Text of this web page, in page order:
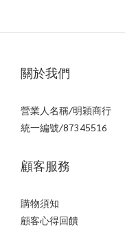
關於我們
營業人名稱/明穎商行
統一編號/87345516
顧客服務
購物須知
顧客心得回饋